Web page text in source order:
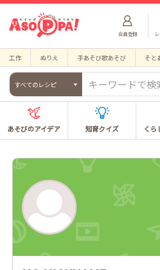
会員登録
工作 ぬりえ 手あそび歌あそび そと
すべてのレシピ
あそびのアイデア 知育クイズ くら